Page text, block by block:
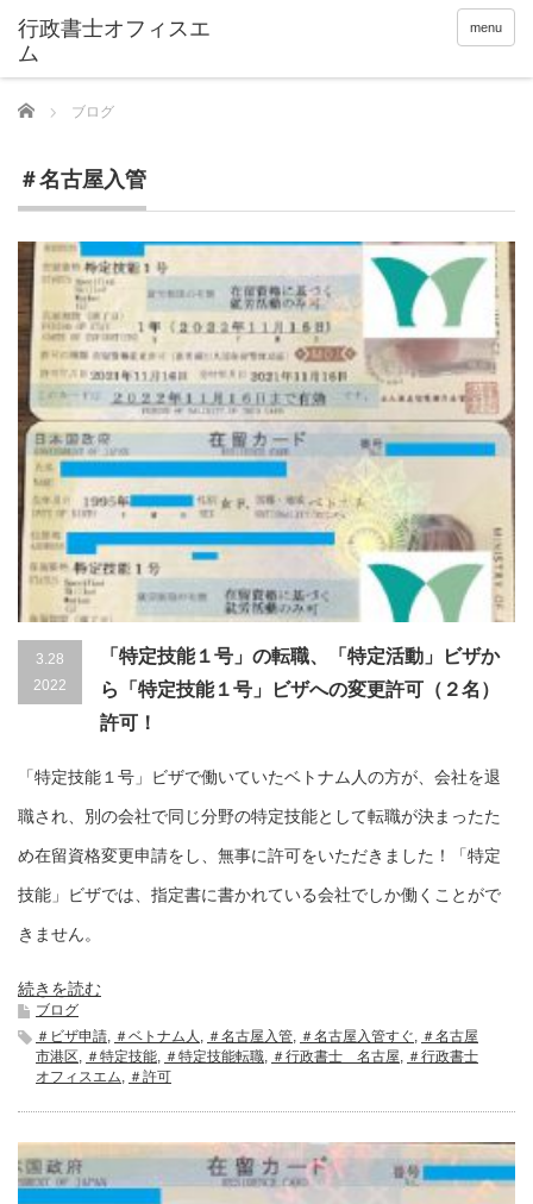
menu
Home ブログ
＃名古屋入管
3.28
2022
「特定技能１号」の転職、「特定活動」ビザか
ら「特定技能１号」ビザへの変更許可（２名）
許可！
「特定技能１号」ビザで働いていたベトナム人の方が、会社を退
職され、別の会社で同じ分野の特定技能として転職が決まったた
め在留資格変更申請をし、無事に許可をいただきました！「特定
技能」ビザでは、指定書に書かれている会社でしか働くことがで
きません。
続きを読む
ブログ
＃ビザ申請, ＃ベトナム人 , ＃名古屋入管, ＃名古屋入管すぐ, ＃名古屋
市港区, ＃特定技能, ＃特定技能転職, ＃行政書士 名古屋, ＃行政書士
オフィスエム, ＃許可